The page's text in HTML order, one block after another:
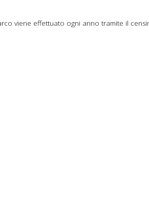
viene effettuato ogni anno tramite il